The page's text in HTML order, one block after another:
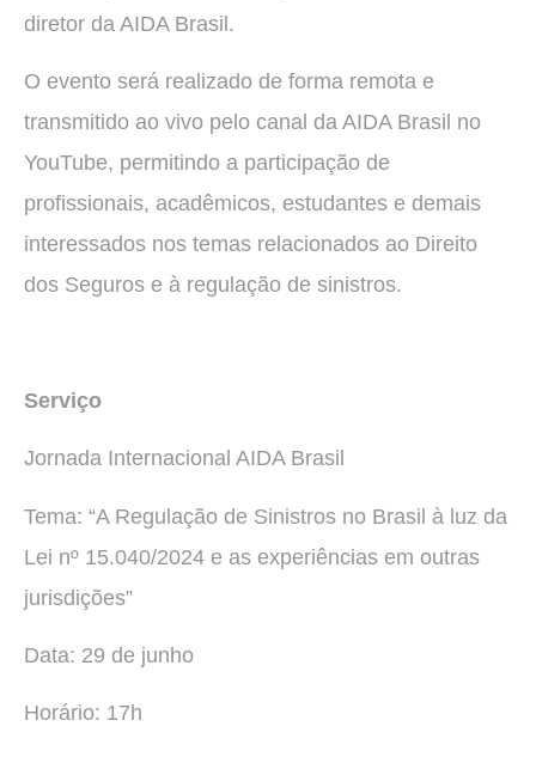
diretor da AIDA Brasil.
O evento será realizado de forma remota e
transmitido ao vivo pelo canal da AIDA Brasil no
YouTube, permitindo a participação de
profissionais, acadêmicos, estudantes e demais
interessados nos temas relacionados ao Direito
dos Seguros e à regulação de sinistros.
Serviço
Jornada Internacional AIDA Brasil
Tema: “A Regulação de Sinistros no Brasil à luz da
Lei nº 15.040/2024 e as experiências em outras
jurisdições”
Data: 29 de junho
Horário: 17h